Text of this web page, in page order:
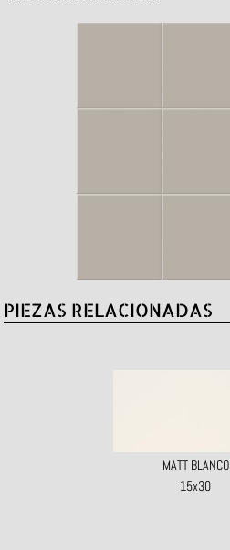
PIEZAS RELACIONADAS
MATT BLANCO
15x30